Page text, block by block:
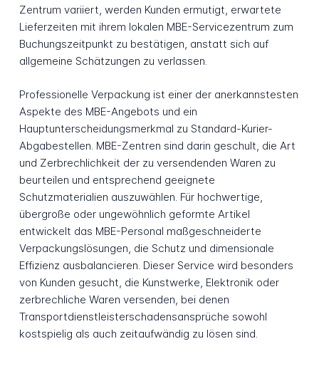
Zentrum variiert, werden Kunden ermutigt, erwartete
Lieferzeiten mit ihrem lokalen MBE-Servicezentrum zum
Buchungszeitpunkt zu bestätigen, anstatt sich auf
allgemeine Schätzungen zu verlassen.
Professionelle Verpackung ist einer der anerkannstesten
Aspekte des MBE-Angebots und ein
Hauptunterscheidungsmerkmal zu Standard-Kurier-
Abgabestellen. MBE-Zentren sind darin geschult, die Art
und Zerbrechlichkeit der zu versendenden Waren zu
beurteilen und entsprechend geeignete
Schutzmaterialien auszuwählen. Für hochwertige,
übergroße oder ungewöhnlich geformte Artikel
entwickelt das MBE-Personal maßgeschneiderte
Verpackungslösungen, die Schutz und dimensionale
Effizienz ausbalancieren. Dieser Service wird besonders
von Kunden gesucht, die Kunstwerke, Elektronik oder
zerbrechliche Waren versenden, bei denen
Transportdienstleisterschadensansprüche sowohl
kostspielig als auch zeitaufwändig zu lösen sind.